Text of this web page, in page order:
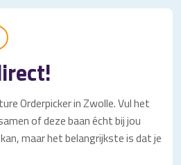
Orderpicker in Zwolle. Vul het
of deze baan écht bij jou
maar het belangrijkste is dat je